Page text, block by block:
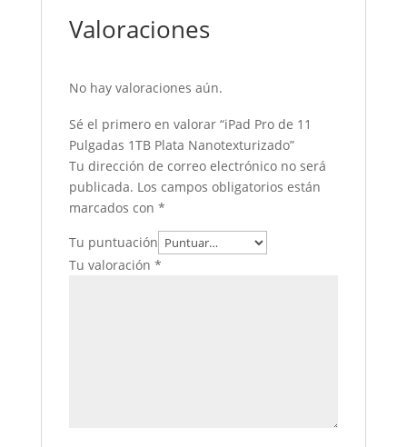
Valoraciones
No hay valoraciones aún.
Sé el primero en valorar “iPad Pro de 11
Pulgadas 1TB Plata Nanotexturizado”
Tu dirección de correo electrónico no será
publicada. Los campos obligatorios están
marcados con *
Tu puntuación
Tu valoración *